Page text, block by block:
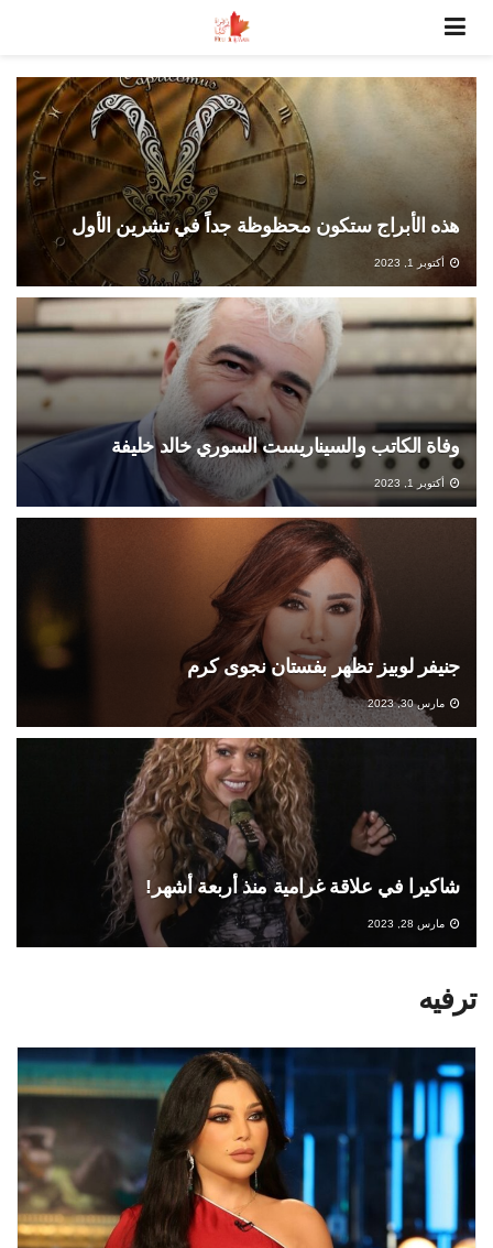
هذه الأبراج ستكون محظوظة جداً في تشرين الأول
أكتوبر 1, 2023
وفاة الكاتب والسيناريست السوري خالد خليفة
أكتوبر 1, 2023
جنيفر لوبيز تظهر بفستان نجوى كرم
مارس 30, 2023
شاكيرا في علاقة غرامية منذ أربعة أشهر!
مارس 28, 2023
ترفيه